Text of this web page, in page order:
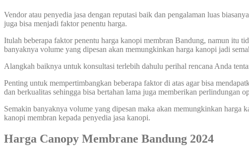
Vendor atau penyedia jasa dengan reputasi baik dan pengalaman luas
juga bisa menjadi faktor penentu harga.
Itulah beberapa faktor penentu harga kanopi membran Bandung, namun itu
banyaknya volume yang dipesan akan memungkinkan harga kanopi jadi
Alangkah baiknya untuk konsultasi terlebih dahulu perihal rencana Anda
Penting untuk mempertimbangkan beberapa faktor di atas agar bisa
dan berkualitas sehingga bisa bertahan lama juga memberikan perlindungan
Semakin banyaknya volume yang dipesan maka akan memungkinkan
kanopi membran kepada penyedia jasa kanopi.
Harga Canopy Membrane Bandung 2024